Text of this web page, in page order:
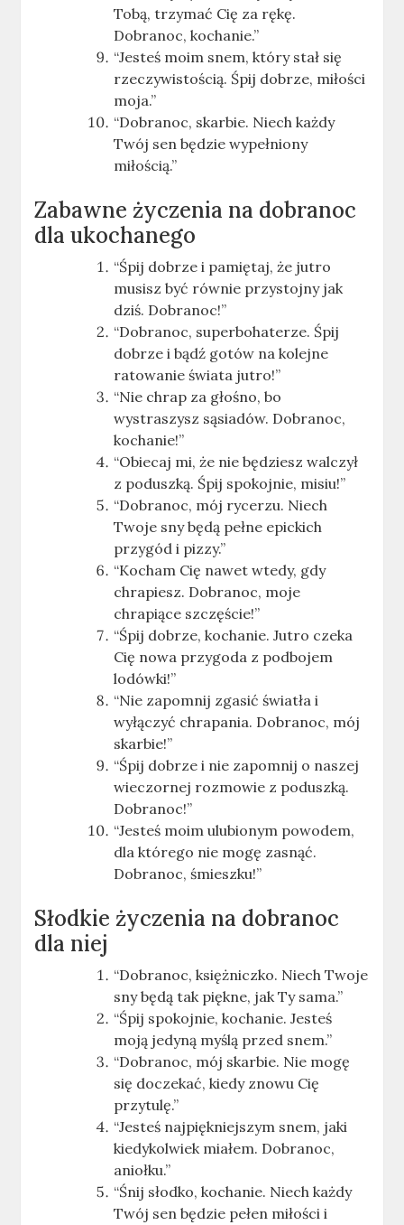
Tobą, trzymać Cię za rękę.
Dobranoc, kochanie.”
“Jesteś moim snem, który stał się
rzeczywistością. Śpij dobrze, miłości
moja.”
“Dobranoc, skarbie. Niech każdy
Twój sen będzie wypełniony
miłością.”
Zabawne życzenia na dobranoc
dla ukochanego
“Śpij dobrze i pamiętaj, że jutro
musisz być równie przystojny jak
dziś. Dobranoc!”
“Dobranoc, superbohaterze. Śpij
dobrze i bądź gotów na kolejne
ratowanie świata jutro!”
“Nie chrap za głośno, bo
wystraszysz sąsiadów. Dobranoc,
kochanie!”
“Obiecaj mi, że nie będziesz walczył
z poduszką. Śpij spokojnie, misiu!”
“Dobranoc, mój rycerzu. Niech
Twoje sny będą pełne epickich
przygód i pizzy.”
“Kocham Cię nawet wtedy, gdy
chrapiesz. Dobranoc, moje
chrapiące szczęście!”
“Śpij dobrze, kochanie. Jutro czeka
Cię nowa przygoda z podbojem
lodówki!”
“Nie zapomnij zgasić światła i
wyłączyć chrapania. Dobranoc, mój
skarbie!”
“Śpij dobrze i nie zapomnij o naszej
wieczornej rozmowie z poduszką.
Dobranoc!”
“Jesteś moim ulubionym powodem,
dla którego nie mogę zasnąć.
Dobranoc, śmieszku!”
Słodkie życzenia na dobranoc
dla niej
“Dobranoc, księżniczko. Niech Twoje
sny będą tak piękne, jak Ty sama.”
“Śpij spokojnie, kochanie. Jesteś
moją jedyną myślą przed snem.”
“Dobranoc, mój skarbie. Nie mogę
się doczekać, kiedy znowu Cię
przytulę.”
“Jesteś najpiękniejszym snem, jaki
kiedykolwiek miałem. Dobranoc,
aniołku.”
“Śnij słodko, kochanie. Niech każdy
Twój sen będzie pełen miłości i